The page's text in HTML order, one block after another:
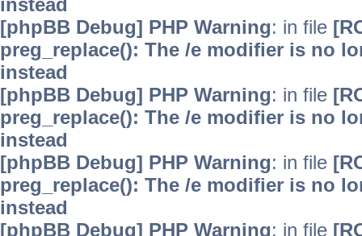
instead
[phpBB Debug] PHP Warning: in file
preg_replace(): The /e modifier is no
instead
[phpBB Debug] PHP Warning: in file
preg_replace(): The /e modifier is no
instead
[phpBB Debug] PHP Warning: in file
preg_replace(): The /e modifier is no
instead
[phpBB Debug] PHP Warning: in file